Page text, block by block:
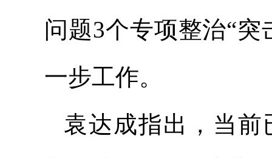
问题3个专项整治“
一步工作。
袁达成指出，当